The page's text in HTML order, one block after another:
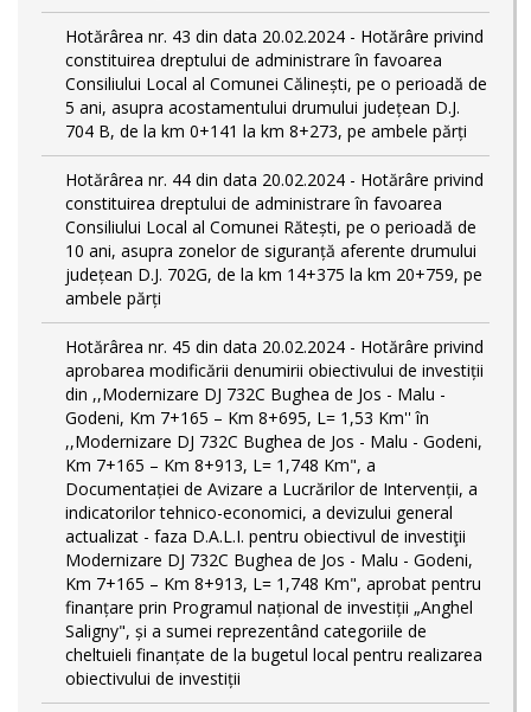
Hotărârea nr. 43 din data 20.02.2024 - Hotărâre privind
constituirea dreptului de administrare în favoarea
Consiliului Local al Comunei Călinești, pe o perioadă de
5 ani, asupra acostamentului drumului județean D.J.
704 B, de la km 0+141 la km 8+273, pe ambele părți
Hotărârea nr. 44 din data 20.02.2024 - Hotărâre privind
constituirea dreptului de administrare în favoarea
Consiliului Local al Comunei Rătești, pe o perioadă de
10 ani, asupra zonelor de siguranță aferente drumului
județean D.J. 702G, de la km 14+375 la km 20+759, pe
ambele părți
Hotărârea nr. 45 din data 20.02.2024 - Hotărâre privind
aprobarea modificării denumirii obiectivului de investiții
din ,,Modernizare DJ 732C Bughea de Jos - Malu -
Godeni, Km 7+165 – Km 8+695, L= 1,53 Km'' în
,,Modernizare DJ 732C Bughea de Jos - Malu - Godeni,
Km 7+165 – Km 8+913, L= 1,748 Km", a
Documentației de Avizare a Lucrărilor de Intervenții, a
indicatorilor tehnico-economici, a devizului general
actualizat - faza D.A.L.I. pentru obiectivul de investiţii
Modernizare DJ 732C Bughea de Jos - Malu - Godeni,
Km 7+165 – Km 8+913, L= 1,748 Km", aprobat pentru
finanțare prin Programul național de investiții „Anghel
Saligny", și a sumei reprezentând categoriile de
cheltuieli finanțate de la bugetul local pentru realizarea
obiectivului de investiții